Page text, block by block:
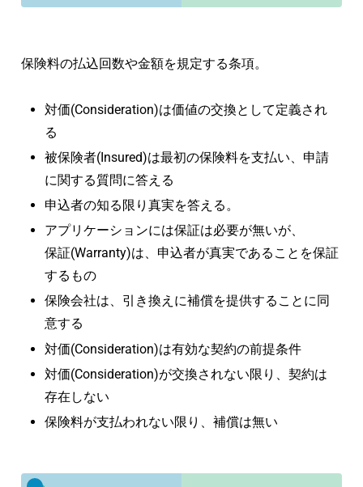
保険料の払込回数や金額を規定する条項。
対価(Consideration)は価値の交換として定義され
る
被保険者(Insured)は最初の保険料を支払い、申請
に関する質問に答える
申込者の知る限り真実を答える。
アプリケーションには保証は必要が無いが、
保証(Warranty)は、申込者が真実であることを保証
するもの
保険会社は、引き換えに補償を提供することに同
意する
対価(Consideration)は有効な契約の前提条件
対価(Consideration)が交換されない限り、契約は
存在しない
保険料が支払われない限り、補償は無い